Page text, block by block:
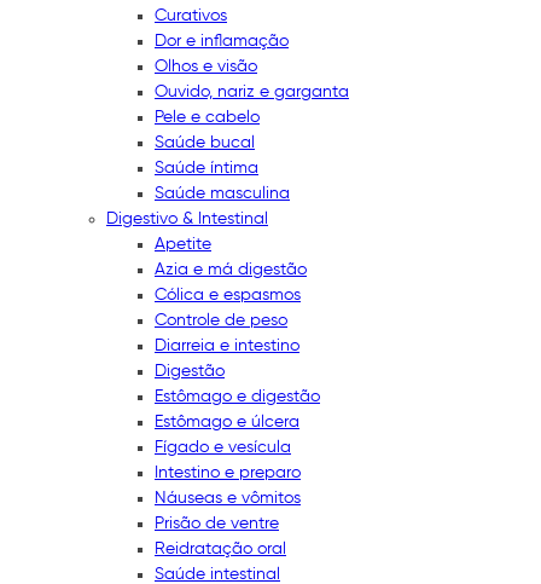
Curativos
Dor e inflamação
Olhos e visão
Ouvido, nariz e garganta
Pele e cabelo
Saúde bucal
Saúde íntima
Saúde masculina
Digestivo & Intestinal
Apetite
Azia e má digestão
Cólica e espasmos
Controle de peso
Diarreia e intestino
Digestão
Estômago e digestão
Estômago e úlcera
Fígado e vesícula
Intestino e preparo
Náuseas e vômitos
Prisão de ventre
Reidratação oral
Saúde intestinal